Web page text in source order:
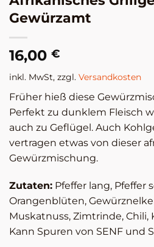
Gewürzamt
16,00 €
inkl. MwSt, zzgl. Versandkosten
Früher hieß diese
Perfekt zu dunklem Fleisch
auch zu Geflügel. Auch
vertragen etwas von dieser
Gewürzmischung.
Zutaten: Pfeffer lang, Pfeffer
Orangenblüten,
Muskatnuss, Zimtrinde, Chili,
Kann Spuren von SENF und